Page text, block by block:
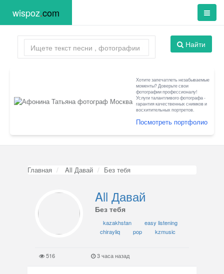
wispoz.com
Найти
Хотите запечатлеть незабываемые
моменты? Доверьте свои
фотографии профессионалу!
Услуги талантливого фотографа -
гарантия качественных снимков и
восхитительных портретов.
Посмотреть портфолио
Главная All Давай Без тебя
All Давай
Без тебя
kazakhstan
easy listening
chirayliq
pop kzmusic
516 3 часа назад